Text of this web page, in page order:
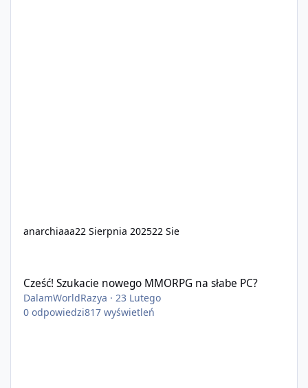
anarchiaaa22 Sierpnia 202522 Sie
Cześć! Szukacie nowego MMORPG na słabe PC?
DalamWorldRazya ·23 Lutego
0 odpowiedzi817 wyświetleń